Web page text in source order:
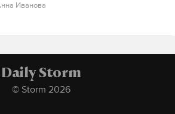
Иванова
Daily Storm
© Storm 2026